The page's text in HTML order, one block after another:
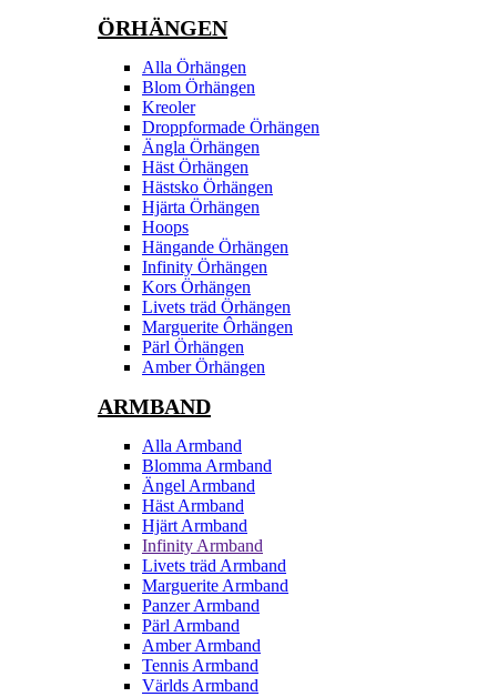
ÖRHÄNGEN
Alla Örhängen
Blom Örhängen
Kreoler
Droppformade Örhängen
Ängla Örhängen
Häst Örhängen
Hästsko Örhängen
Hjärta Örhängen
Hoops
Hängande Örhängen
Infinity Örhängen
Kors Örhängen
Livets träd Örhängen
Marguerite Ôrhängen
Pärl Örhängen
Amber Örhängen
ARMBAND
Alla Armband
Blomma Armband
Ängel Armband
Häst Armband
Hjärt Armband
Infinity Armband
Livets träd Armband
Marguerite Armband
Panzer Armband
Pärl Armband
Amber Armband
Tennis Armband
Världs Armband